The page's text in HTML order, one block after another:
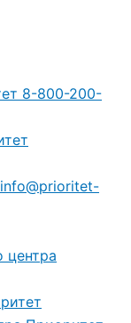
8-800-200-
info@prioritet-